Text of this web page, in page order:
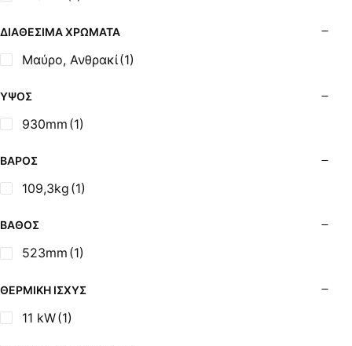
Σόμπες Ξύλου από Ατσάλι με Φούρνο
Σόμπες Πετρελαίου (Alfatherm)
Σόμπες Πετρελαίου (Assos)
Σόμπες Πετρελαίου (StarStoves)
Σόμπες Πετρελαίου (ΟΒΕΛ)
Σόμπες Πετρελαίου Αερόθερμες (Agorastos)
Σόμπες Υγραερίου
Σούβλες - Εργαλεία Ψησίματος BBQ
Σωλήνες (Μπουριά), Εξαρτήματα Σόμπας
Τζάκια - Εστίες
Ψησταριές
ΔΙΑΘΈΣΙΜΑ ΧΡΏΜΑΤΑ
Μαύρο, Ανθρακί(1)
ΎΨΟΣ
930mm (1)
ΒΆΡΟΣ
109,3kg (1)
ΒΆΘΟΣ
523mm (1)
ΘΕΡΜΙΚΉ ΙΣΧΎΣ
11 kW(1)